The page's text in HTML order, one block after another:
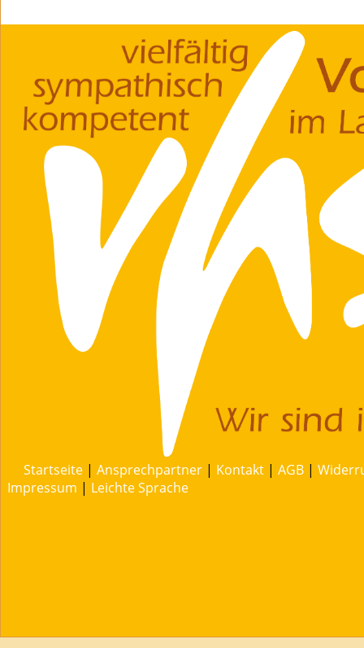
Startseite | Ansprechpartner | Kontakt | AGB |
Impressum | Leichte Sprache